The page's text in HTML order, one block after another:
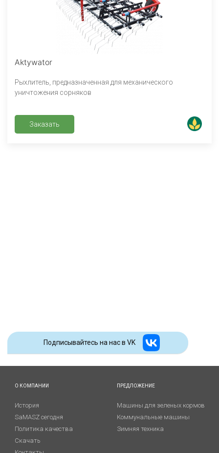
Aktywator
Рыхлитель, предназначенная для механического
уничтожения сорняков
Заказать
Подписывайтесь на наc в VK
О КОМПАНИИ
История
SaMASZ сегодня
Политика качества
Скачать
ПРЕДЛОЖЕНИЕ
Машины для зеленых кормов
Коммунальные машины
Зимняя техника